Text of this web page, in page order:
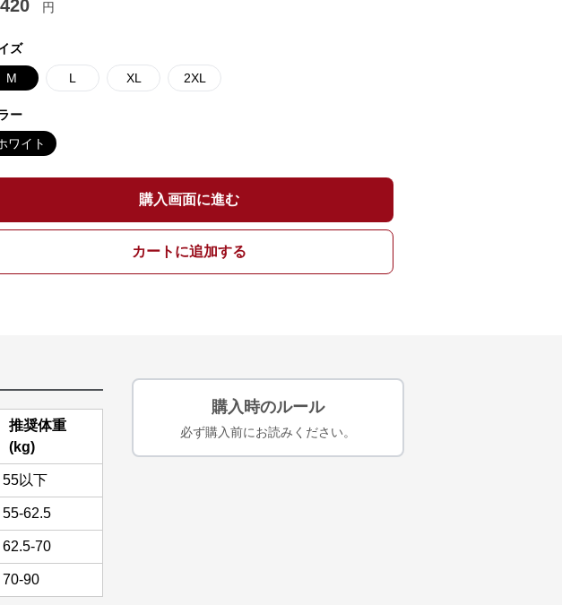
円
ズ
M L XL 2XL
ー
ワイト
購入画面に進む
カートに追加する
推奨体重
(kg)
55以下
55-62.5
62.5-70
70-90
購入時のルール
必ず購入前にお読みください。